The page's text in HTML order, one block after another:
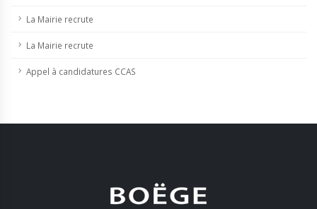
La Mairie recrute
La Mairie recrute
Appel à candidatures CCAS